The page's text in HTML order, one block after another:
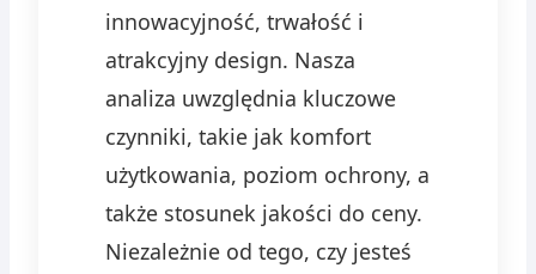
innowacyjność, trwałość i
atrakcyjny design. Nasza
analiza uwzględnia kluczowe
czynniki, takie jak komfort
użytkowania, poziom ochrony, a
także stosunek jakości do ceny.
Niezależnie od tego, czy jesteś